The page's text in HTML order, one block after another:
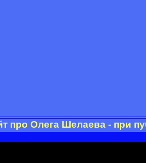
про Олега Шелаева - при